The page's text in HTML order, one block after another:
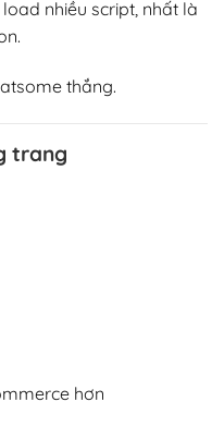
nhiều script, nhất là
thắng.
trang
hơn